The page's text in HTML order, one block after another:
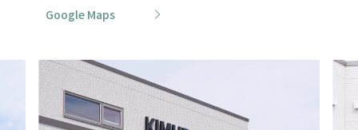
Google Maps